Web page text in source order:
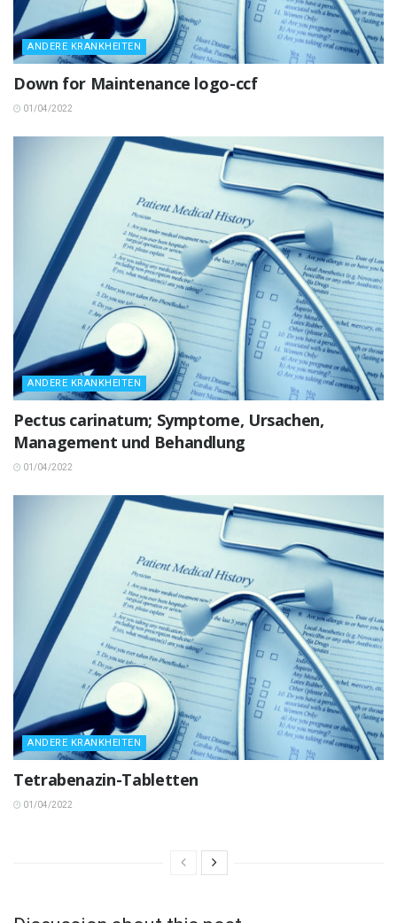
ANDERE KRANKHEITEN
Down for Maintenance logo-ccf
01/04/2022
ANDERE KRANKHEITEN
Pectus carinatum; Symptome, Ursachen,
Management und Behandlung
01/04/2022
ANDERE KRANKHEITEN
Tetrabenazin-Tabletten
01/04/2022